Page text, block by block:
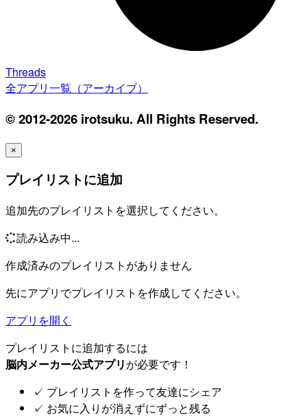
Threads
全アプリ一覧（アーカイブ）
© 2012-2026 irotsuku. All Rights Reserved.
×
プレイリストに追加
追加先のプレイリストを選択してください。
読み込み中...
作成済みのプレイリストがありません
先にアプリでプレイリストを作成してください。
アプリを開く
プレイリストに追加するには
脳内メーカー公式アプリが必要です！
✓ プレイリストを作って友達にシェア
✓ お気に入りが消えずにずっと残る